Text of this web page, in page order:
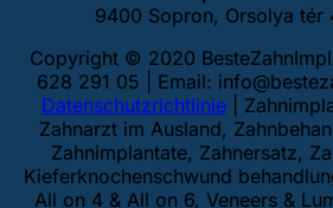
9400 Sopron, Orsolya tér
Copyright © 2020
628 291 05 | Email:
Datenschutzrichtlinie|
Zahnarzt im Ausland,
Zahnimplantate, Zahnersatz,
Kieferknochenschwund
All on 4 & All on 6, Veneers &